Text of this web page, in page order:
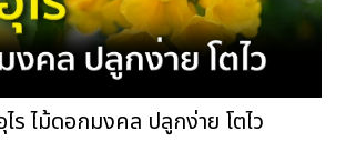
ร ไม้ดอกมงคล ปลูกง่าย โตไว